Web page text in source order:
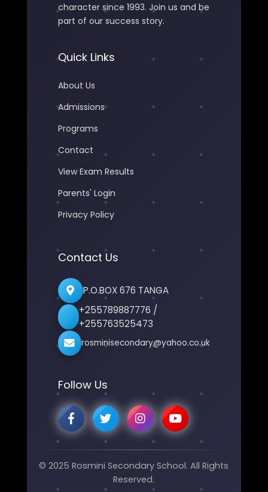
character since 1993. Join us and be
part of our success story.
Quick Links
About Us
Admissions
Programs
Contact
View Exam Results
Parents' Login
Privacy Policy
Contact Us
P.O.BOX 676 TANGA
+255789887776 /
+255763525473
rosminisecondary@yahoo.co.uk
Follow Us
© 2025 Rosmini Secondary School. All Rights
Reserved.